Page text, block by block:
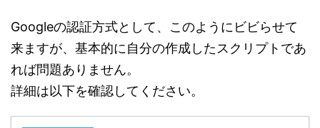
Googleの認証方式として、このようにビビらせて
来ますが、基本的に自分の作成したスクリプトであ
れば問題ありません。
詳細は以下を確認してください。